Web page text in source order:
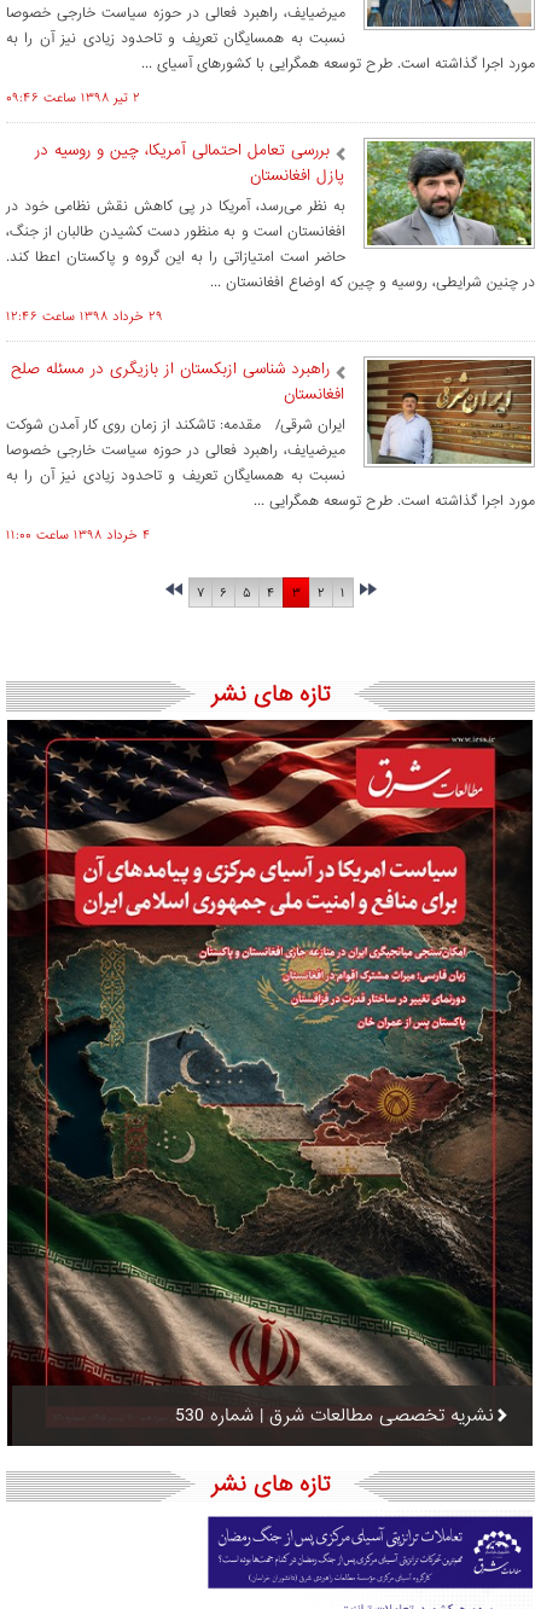
میرضیایف، راهبرد فعالی در حوزه سیاست خارجی خصوصا
نسبت به همسایگان تعریف و تاحدود زیادی نیز آن را به
مورد اجرا گذاشته است. طرح توسعه همگرایی با کشورهای آسیای ...
۲ تير ۱۳۹۸ ساعت ۰۹:۴۶
بررسی تعامل احتمالی آمریکا، چین و روسیه در
پازل افغانستان
به نظر می‌رسد، آمریکا در پی کاهش نقش نظامی خود در
افغانستان است و به منظور دست کشیدن طالبان از جنگ،
حاضر است امتیازاتی را به این گروه و پاکستان اعطا کند.
در چنین شرایطی، روسیه و چین که اوضاع افغانستان ...
۲۹ خرداد ۱۳۹۸ ساعت ۱۲:۴۶
راهبرد شناسی ازبکستان از بازیگری در مسئله صلح
افغانستان
ایران شرقی/ مقدمه: تاشکند از زمان روی کار آمدن شوکت
میرضیایف، راهبرد فعالی در حوزه سیاست خارجی خصوصا
نسبت به همسایگان تعریف و تاحدود زیادی نیز آن را به
مورد اجرا گذاشته است. طرح توسعه همگرایی ...
۴ خرداد ۱۳۹۸ ساعت ۱۱:۰۰
۱ ۲ ۳ ۴ ۵ ۶ ۷
تازه های نشر
نشریه تخصصی مطالعات شرق | شماره 530
تازه های نشر